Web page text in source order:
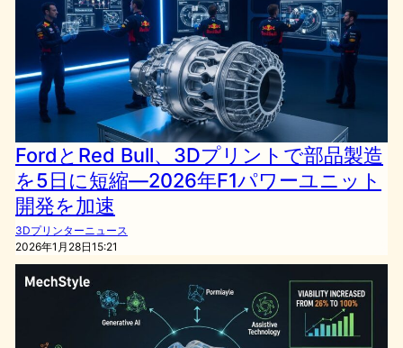
FordとRed Bull、3Dプリントで部品製造
を5日に短縮―2026年F1パワーユニット
開発を加速
3Dプリンターニュース
2026年1月28日15:21